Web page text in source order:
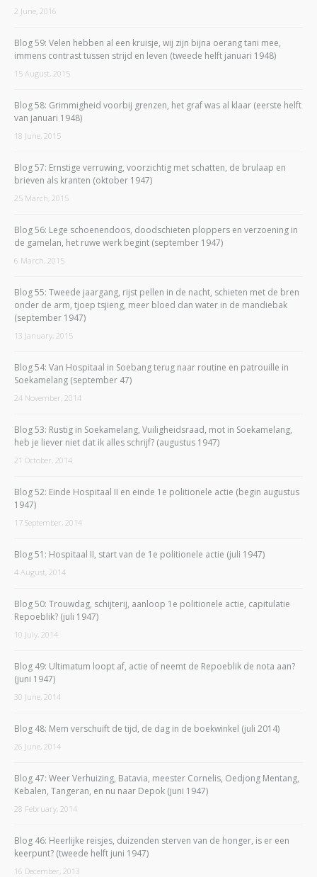
2 June, 2016
Blog 59: Velen hebben al een kruisje, wij zijn bijna oerang tani mee,
immens contrast tussen strijd en leven (tweede helft januari 1948)
15 August, 2015
Blog 58: Grimmigheid voorbij grenzen, het graf was al klaar (eerste helft
van januari 1948)
18 June, 2015
Blog 57: Ernstige verruwing, voorzichtig met schatten, de brulaap en
brieven als kranten (oktober 1947)
25 March, 2015
Blog 56: Lege schoenendoos, doodschieten ploppers en verzoening in
de gamelan, het ruwe werk begint (september 1947)
6 March, 2015
Blog 55: Tweede jaargang, rijst pellen in de nacht, schieten met de bren
onder de arm, tjoep tsjieng, meer bloed dan water in de mandiebak
(september 1947)
13 January, 2015
Blog 54: Van Hospitaal in Soebang terug naar routine en patrouille in
Soekamelang (september 47)
24 November, 2014
Blog 53: Rustig in Soekamelang, Vuiligheidsraad, mot in Soekamelang,
heb je liever niet dat ik alles schrijf? (augustus 1947)
21 October, 2014
Blog 52: Einde Hospitaal II en einde 1e politionele actie (begin augustus
1947)
17 September, 2014
Blog 51: Hospitaal II, start van de 1e politionele actie (juli 1947)
4 August, 2014
Blog 50: Trouwdag, schijterij, aanloop 1e politionele actie, capitulatie
Repoeblik? (juli 1947)
10 July, 2014
Blog 49: Ultimatum loopt af, actie of neemt de Repoeblik de nota aan?
(juni 1947)
30 June, 2014
Blog 48: Mem verschuift de tijd, de dag in de boekwinkel (juli 2014)
26 June, 2014
Blog 47: Weer Verhuizing, Batavia, meester Cornelis, Oedjong Mentang,
Kebalen, Tangeran, en nu naar Depok (juni 1947)
28 February, 2014
Blog 46: Heerlijke reisjes, duizenden sterven van de honger, is er een
keerpunt? (tweede helft juni 1947)
16 December, 2013